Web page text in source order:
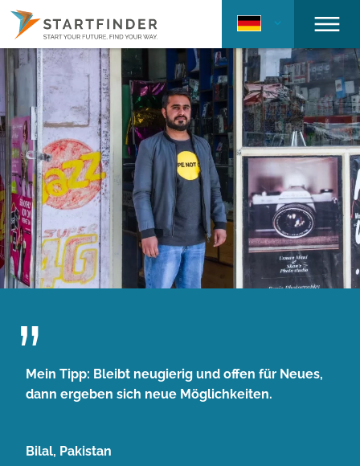
Mein Tipp: Bleibt neugierig und offen für Neues,
dann ergeben sich neue Möglichkeiten.
Bilal, Pakistan